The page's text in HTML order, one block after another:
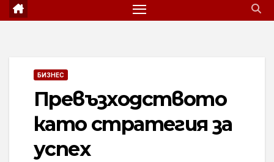
БИЗНЕС
Превъзходството
като стратегия за
успех